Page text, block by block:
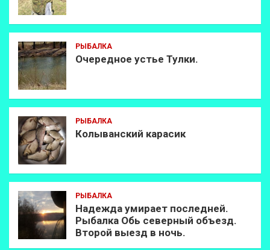
РЫБАЛКА
Очередное устье Тулки.
РЫБАЛКА
Колыванский карасик
РЫБАЛКА
Надежда умирает последней.
Рыбалка Обь северный объезд.
Второй выезд в ночь.